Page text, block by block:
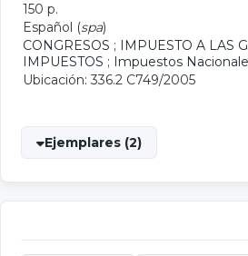
150 p.
Español (spa)
CONGRESOS ; IMPUESTO A LAS
IMPUESTOS ; Impuestos
Ubicación: 336.2 C749/2005
Ejemplares (2)